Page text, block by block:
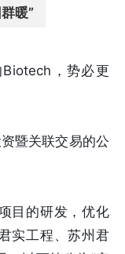
暖”
，势必更
暨关联交易的公
目的研发，优化
实工程、苏州君